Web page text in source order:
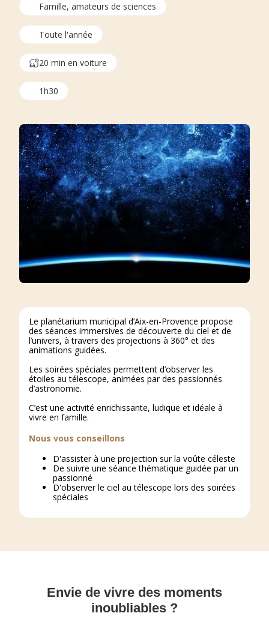
Famille, amateurs de sciences
Toute l'année
20 min en voiture
1h30
Le planétarium municipal d’Aix-en-Provence propose
des séances immersives de découverte du ciel et de
l’univers, à travers des projections à 360° et des
animations guidées.
Les soirées spéciales permettent d’observer les
étoiles au télescope, animées par des passionnés
d’astronomie.
C’est une activité enrichissante, ludique et idéale à
vivre en famille.
Nous vous conseillons
D'assister à une projection sur la voûte céleste
De suivre une séance thématique guidée par un
passionné
D'observer le ciel au télescope lors des soirées
spéciales
Envie de vivre des moments
inoubliables ?